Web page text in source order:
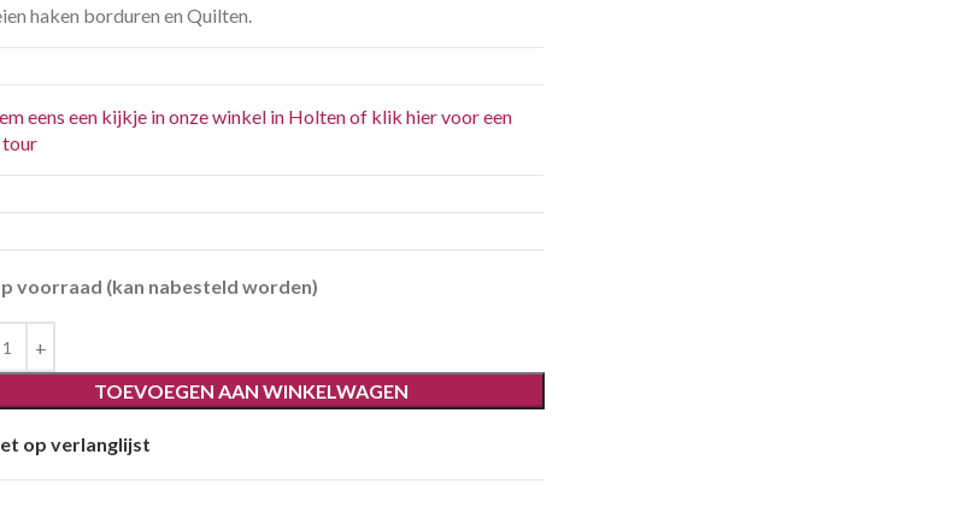
haken borduren en Quilten.
eens een kijkje in onze winkel in Holten of klik hier voor een
tour
voorraad (kan nabesteld worden)
TOEVOEGEN AAN WINKELWAGEN
op verlanglijst